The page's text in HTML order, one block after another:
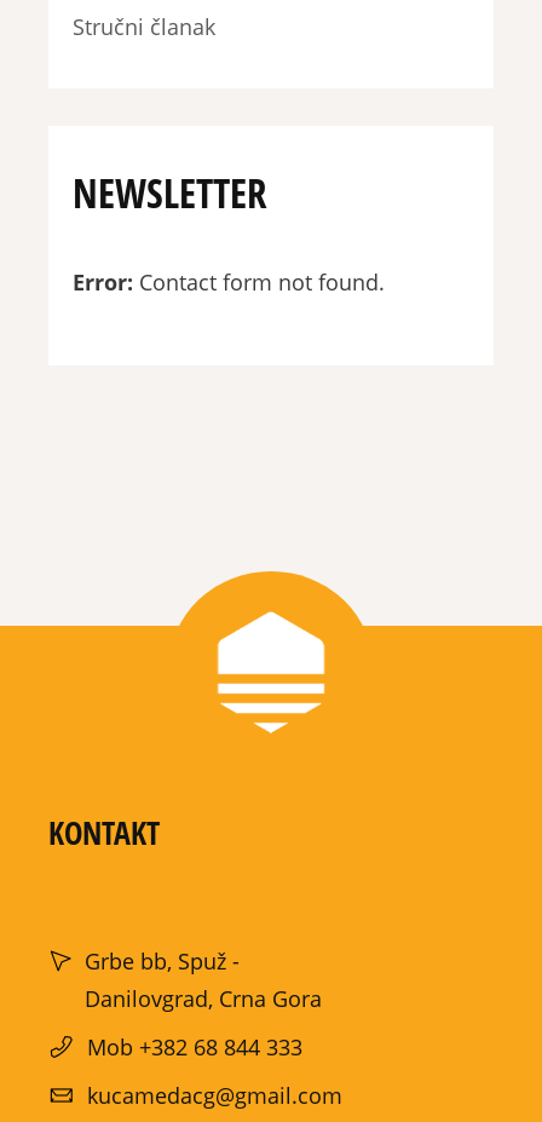
Stručni članak
NEWSLETTER
Error: Contact form not found.
KONTAKT
Grbe bb, Spuž -
Danilovgrad, Crna Gora
Mob +382 68 844 333
kucamedacg@gmail.com